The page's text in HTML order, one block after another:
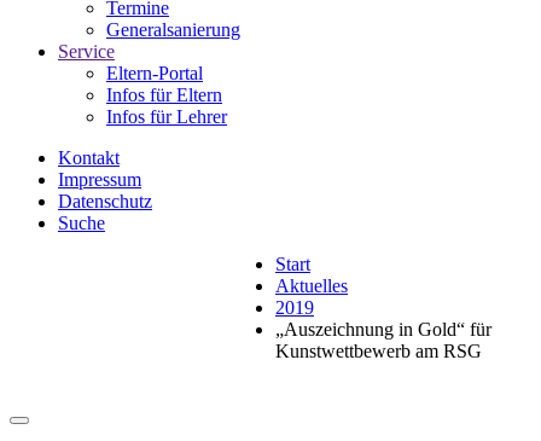
Termine
Generalsanierung
Service
Eltern-Portal
Infos für Eltern
Infos für Lehrer
Kontakt
Impressum
Datenschutz
Suche
Start
Aktuelles
2019
„Auszeichnung in Gold“ für
Kunstwettbewerb am RSG